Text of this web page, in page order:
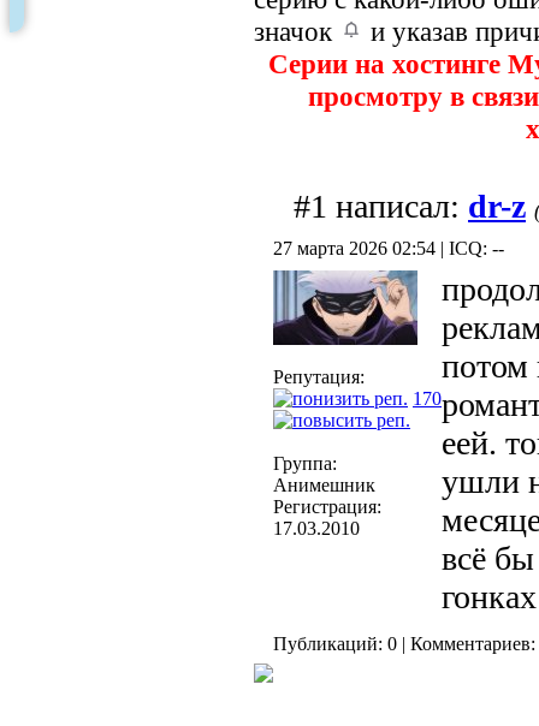
значок
и указав
Серии на хостинге
просмотру в
#1 написал: dr-z
27 марта 2026 02:54 | ICQ: --
Репутация:
170
Группа:
Анимешник
Регистрация:
17.03.2010
потом
еей.
ушли
всё
Публикаций: 0 | Комментариев: